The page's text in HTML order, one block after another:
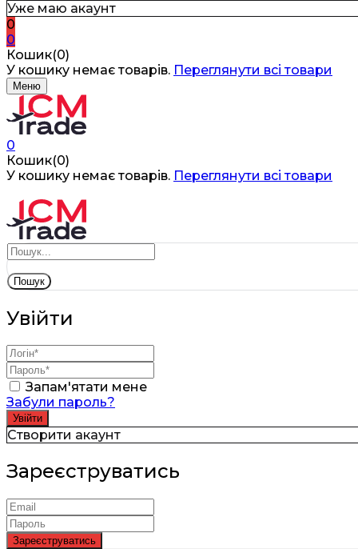
Уже маю акаунт
0
0
Кошик(0)
У кошику немає товарів. Переглянути всі товари
Меню
0
Кошик(0)
У кошику немає товарів. Переглянути всі товари
Пошук
Увійти
Запам'ятати мене
Забули пароль?
Створити акаунт
Зареєструватись